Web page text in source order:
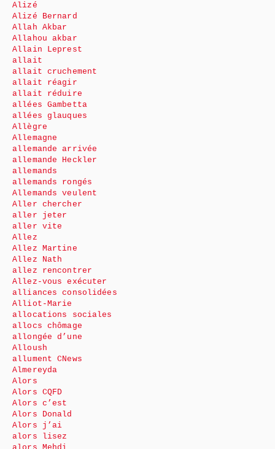
Alizé
Alizé Bernard
Allah Akbar
Allahou akbar
Allain Leprest
allait
allait cruchement
allait réagir
allait réduire
allées Gambetta
allées glauques
Allègre
Allemagne
allemande arrivée
allemande Heckler
allemands
allemands rongés
Allemands veulent
Aller chercher
aller jeter
aller vite
Allez
Allez Martine
Allez Nath
allez rencontrer
Allez-vous exécuter
alliances consolidées
Alliot-Marie
allocations sociales
allocs chômage
allongée d’une
Alloush
allument CNews
Almereyda
Alors
Alors CQFD
Alors c’est
Alors Donald
Alors j’ai
alors lisez